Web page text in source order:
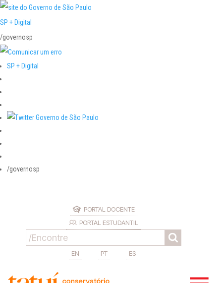
SP + Digital
/governosp
SP + Digital
/governosp
PORTAL DOCENTE
PORTAL ESTUDANTIL
EN PT ES